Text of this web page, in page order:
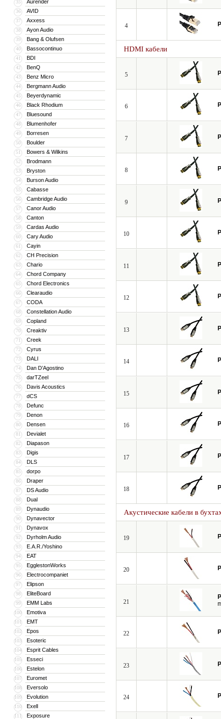
35 Aurender
36 AVID
37 Axxess
38 Ayon Audio
39 Bang & Olufsen
40 Bassocontinuo
41 BDI
42 BenQ
43 Benz Micro
44 Bergmann Audio
45 Beyerdynamic
46 Black Rhodium
47 Bluesound
48 Blumenhofer
49 Borresen
50 Boulder
51 Bowers & Wilkins
52 Brodmann
53 Bryston
54 Burson Audio
55 Cabasse
56 Cambridge Audio
57 Canor Audio
58 Canton
59 Cardas Audio
60 Cary Audio
61 Cayin
62 CH Precision
63 Chario
64 Chord Company
65 Chord Electronics
66 Clearaudio
67 CODA
68 Constellation Audio
69 Copland
70 Creaktiv
71 Creek
72 Cyrus
73 DALI
74 Dan D’Agostino
75 darTZeel
76 Davis Acoustics
77 dCS
78 Defunc
79 Denon
80 Densen
81 Devialet
82 Diapason
83 Digis
84 DLS
85 dorpo
86 Draper
87 DS Audio
88 Dual
89 Dynaudio
90 Dynavector
91 Dynavox
92 Dyrholm Audio
93 E.A.R./Yoshino
94 EAT
95 EgglestonWorks
96 Electrocompaniet
97 Elipson
98 EliteBoard
99 EMM Labs
100 Emotiva
101 EMT
102 Epos
103 Esoteric
104 Esprit Cables
105 Esseci
106 Estelon
107 Euromet
108 Eversolo
109 Evolution
110 Exell
111 Exposure
4
HDMI кабели
5
6
7
8
9
10
11
12
13
14
15
16
17
18
Акустические кабели в
19
20
21
22
23
24